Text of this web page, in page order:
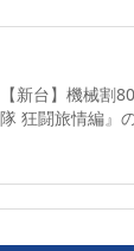
【新台】機械割
隊 狂闘旅情編』